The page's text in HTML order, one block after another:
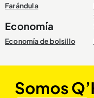
Farándula
Economía
Economía de bolsillo
Somos